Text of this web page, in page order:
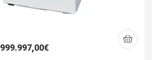
999.997,00€